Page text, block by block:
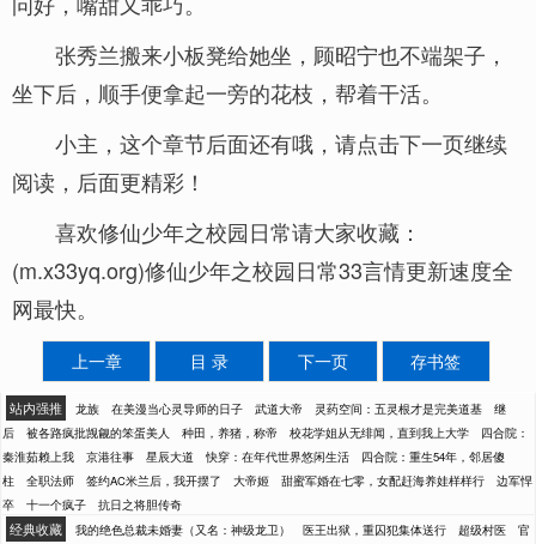
张秀兰搬来小板凳给她坐，顾昭宁也不端架子，
坐下后，顺手便拿起一旁的花枝，帮着干活。
小主，这个章节后面还有哦，请点击下一页继续
阅读，后面更精彩！
喜欢修仙少年之校园日常请大家收藏：
(m.x33yq.org)修仙少年之校园日常33言情更新速度全
网最快。
上一章 目 录 下一页 存书签
站内强推 龙族 在美漫当心灵导师的日子 武道大帝 灵药空间：五灵根才是完美道基
继
后
被各路疯批觊觎的笨蛋美人 种田，养猪，称帝 校花学姐从无绯闻，直到我上大学
四合院：
秦淮茹赖上我
京港往事 星辰大道 快穿：在年代世界悠闲生活
四合院：重生54年，邻居傻
柱
全职法师 签约AC米兰后，我开摆了 大帝姬 甜蜜军婚在七零，女配赶海养娃样样行
边军悍
卒
十一个疯子 抗日之将胆传奇
经典收藏 我的绝色总裁未婚妻（又名：神级龙卫） 医王出狱，重囚犯集体送行 超级村医
官